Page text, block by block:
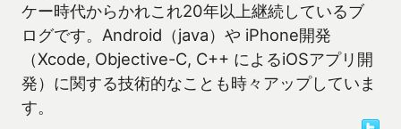
ケー時代からかれこれ20年以上継続しているブ
ログです。Android（java）や iPhone開発
（Xcode, Objective-C, C++ によるiOSアプリ開
発）に関する技術的なことも時々アップしていま
す。